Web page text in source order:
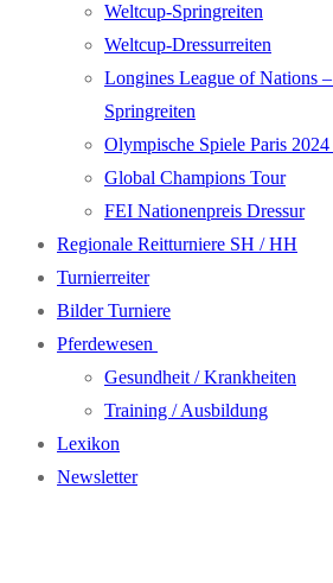
Weltcup-Springreiten
Weltcup-Dressurreiten
Longines League of Nations
Springreiten
Olympische Spiele Paris
Global Champions Tour
FEI Nationenpreis Dressur
Regionale Reitturniere SH / HH
Turnierreiter
Bilder Turniere
Pferdewesen
Gesundheit / Krankheiten
Training / Ausbildung
Lexikon
Newsletter